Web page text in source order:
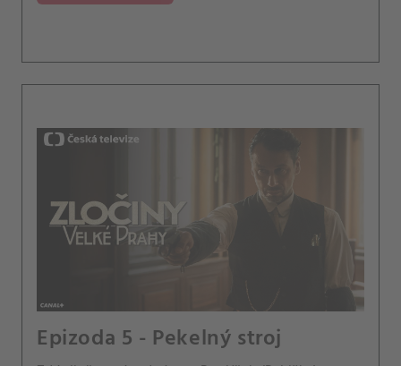
Epizoda 5 - Pekelný stroj